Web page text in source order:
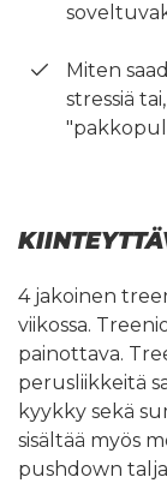
Miten
stressiä
4 jakoinen
viikossa.
painottava.
perusliikkeitä
kyykky sekä
sisältää myös
pushdown